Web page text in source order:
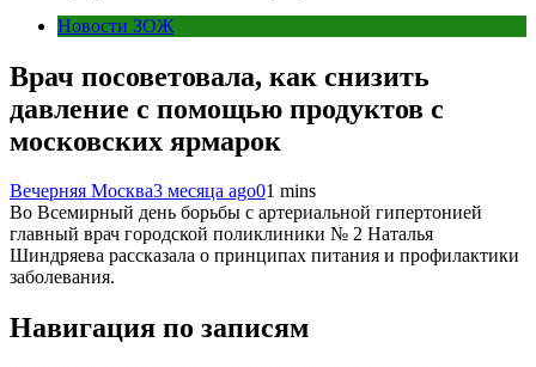
Новости ЗОЖ
Врач посоветовала, как снизить
давление с помощью продуктов с
московских ярмарок
Вечерняя Москва3 месяца ago01 mins
Во Всемирный день борьбы с артериальной гипертонией
главный врач городской поликлиники № 2 Наталья
Шиндряева рассказала о принципах питания и профилактики
заболевания.
Навигация по записям